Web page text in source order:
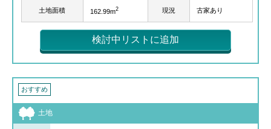
土地面積 162.99m2 現況 古家あり
検討中リストに追加
おすすめ
土地